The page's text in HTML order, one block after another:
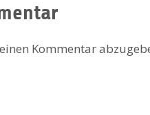
Kommentar